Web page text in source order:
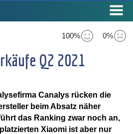
100% 0%
Q2 2021
Canalys rücken die
beim Absatz näher
das Ranking zwar noch an,
Xiaomi ist aber nur